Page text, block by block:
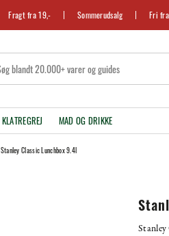
Fragt fra 19,- Sommerudsalg Fri
KLATREGREJ MAD OG DRIKKE
Stanley Classic Lunchbox 9.4l